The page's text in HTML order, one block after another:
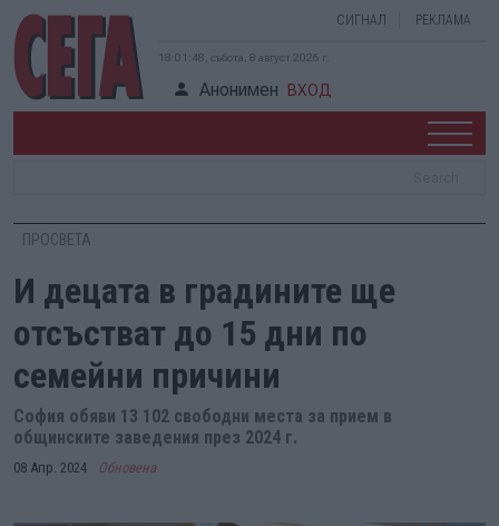
СИГНАЛ РЕКЛАМА
18:01:49, събота, 8 август 2026 г.
Анонимен ВХОД
ПРОСВЕТА
И децата в градините ще
отсъстват до 15 дни по
семейни причини
София обяви 13 102 свободни места за прием в
общинските заведения през 2024 г.
08 Апр. 2024 Обновена